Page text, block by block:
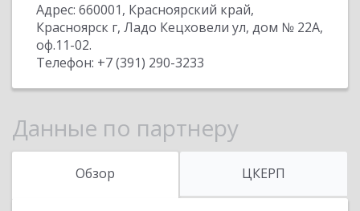
Адрес: 660001, Красноярский край,
Красноярск г, Ладо Кецховели ул, дом № 22А,
оф.11-02.
Телефон: +7 (391) 290-3233
Данные по партнеру
Обзор ЦКЕРП